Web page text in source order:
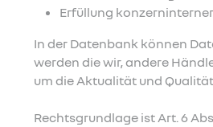
Erfüllung
In der Datenbank können
werden die wir, andere
um die Aktualität und
Rechtsgrundlage ist Art. 6